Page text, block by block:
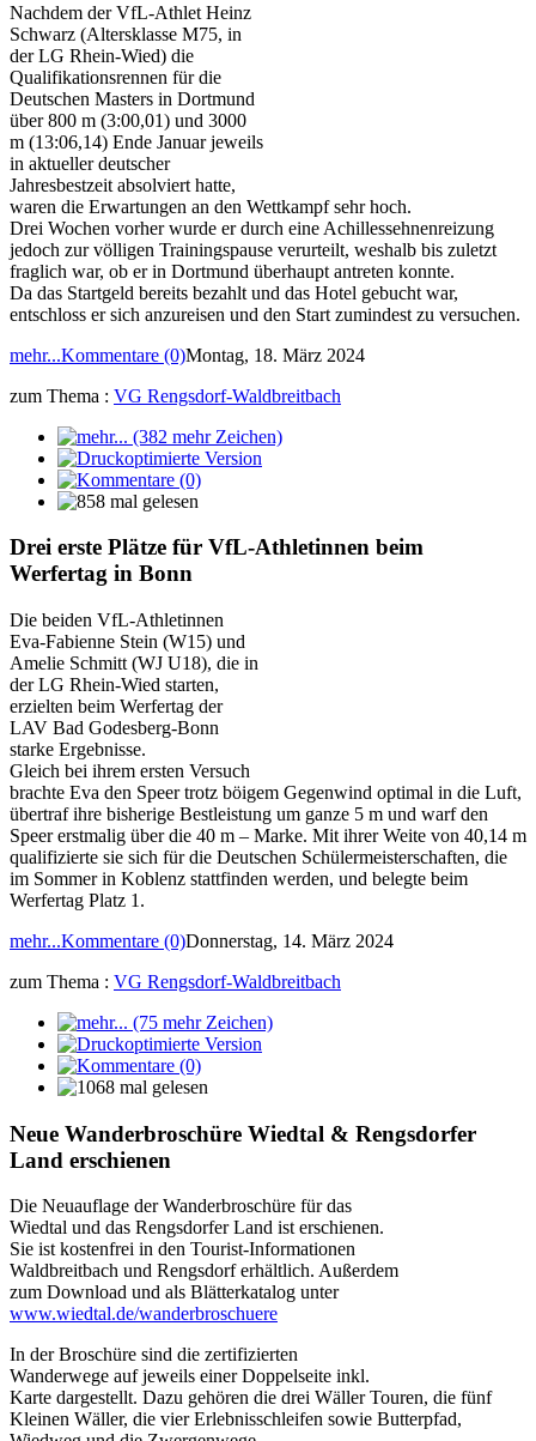
Nachdem der VfL-Athlet Heinz
Schwarz (Altersklasse M75, in
der LG Rhein-Wied) die
Qualifikationsrennen für die
Deutschen Masters in Dortmund
über 800 m (3:00,01) und 3000
m (13:06,14) Ende Januar jeweils
in aktueller deutscher
Jahresbestzeit absolviert hatte,
waren die Erwartungen an den Wettkampf sehr hoch.
Drei Wochen vorher wurde er durch eine Achillessehnenreizung
jedoch zur völligen Trainingspause verurteilt, weshalb bis zuletzt
fraglich war, ob er in Dortmund überhaupt antreten konnte.
Da das Startgeld bereits bezahlt und das Hotel gebucht war,
entschloss er sich anzureisen und den Start zumindest zu versuchen.
mehr...Kommentare (0)Montag, 18. März 2024
zum Thema : VG Rengsdorf-Waldbreitbach
Drei erste Plätze für VfL-Athletinnen beim
Werfertag in Bonn
Die beiden VfL-Athletinnen
Eva-Fabienne Stein (W15) und
Amelie Schmitt (WJ U18), die in
der LG Rhein-Wied starten,
erzielten beim Werfertag der
LAV Bad Godesberg-Bonn
starke Ergebnisse.
Gleich bei ihrem ersten Versuch
brachte Eva den Speer trotz böigem Gegenwind optimal in die Luft,
übertraf ihre bisherige Bestleistung um ganze 5 m und warf den
Speer erstmalig über die 40 m – Marke. Mit ihrer Weite von 40,14 m
qualifizierte sie sich für die Deutschen Schülermeisterschaften, die
im Sommer in Koblenz stattfinden werden, und belegte beim
Werfertag Platz 1.
mehr...Kommentare (0)Donnerstag, 14. März 2024
zum Thema : VG Rengsdorf-Waldbreitbach
Neue Wanderbroschüre Wiedtal & Rengsdorfer
Land erschienen
Die Neuauflage der Wanderbroschüre für das
Wiedtal und das Rengsdorfer Land ist erschienen.
Sie ist kostenfrei in den Tourist-Informationen
Waldbreitbach und Rengsdorf erhältlich. Außerdem
zum Download und als Blätterkatalog unter
www.wiedtal.de/wanderbroschuere
In der Broschüre sind die zertifizierten
Wanderwege auf jeweils einer Doppelseite inkl.
Karte dargestellt. Dazu gehören die drei Wäller Touren, die fünf
Kleinen Wäller, die vier Erlebnisschleifen sowie Butterpfad,